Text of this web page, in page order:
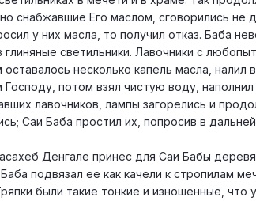
снабжавшие Его маслом, сговорились
у них масла, то получил отказ. Баба
глиняные светильники. Лавочники с
оставалось несколько капель масла,
Господу, потом взял чистую воду,
лавочников, лампы загорелись и
Саи Баба простил их, попросив в
Денгале принес для Саи Бабы
подвязал ее как качели к стропилам
были такие тонкие и изношенные,